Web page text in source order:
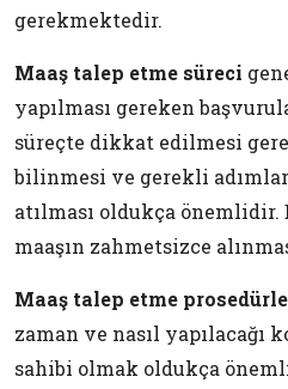
gerekmektedir.
Maaş talep etme süreci
yapılması gereken
süreçte dikkat edilmesi
bilinmesi ve gerekli
atılması oldukça önemlidir.
maaşın zahmetsizce
Maaş talep etme
zaman ve nasıl yapılacağı
sahibi olmak oldukça